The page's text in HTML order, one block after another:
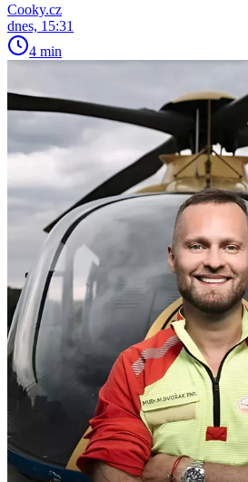
Cooky.cz
dnes, 15:31
4 min